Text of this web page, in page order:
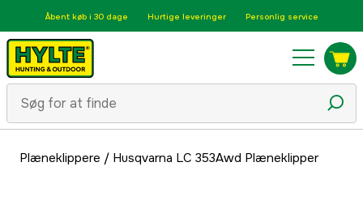
Åbent køb i 30 dage Hurtige leveringer Personlig service
Plæneklippere / Husqvarna LC 353Awd Plæneklipper